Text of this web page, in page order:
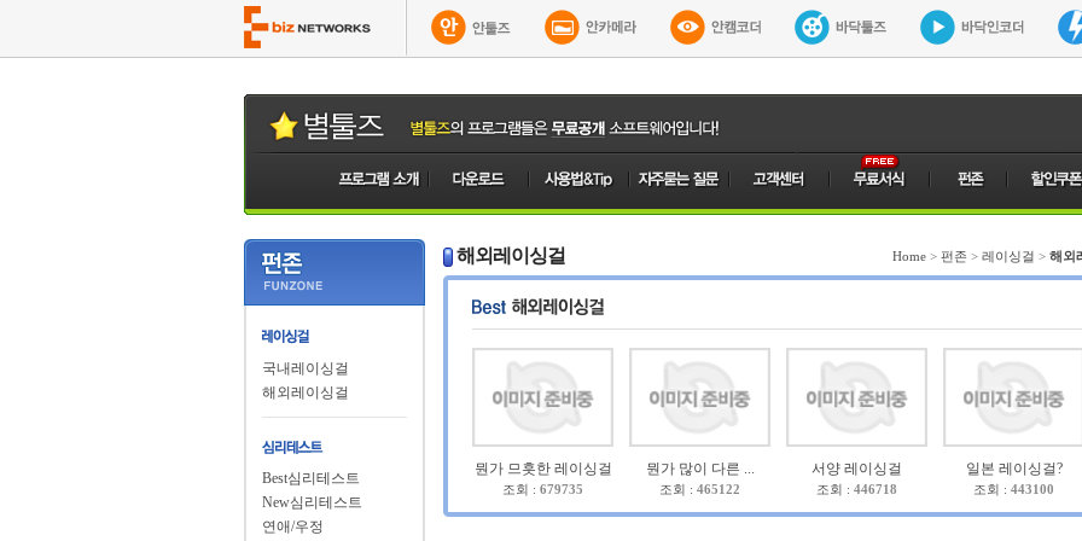
국내레이싱걸
해외레이싱걸
Best심리테스트
New심리테스트
연애/우정
해외레이싱걸 Home > 펀존 > 레이싱걸 > 해외
뭔가 므흣한 레이싱걸
조회 : 679735
뭔가 많이 다른 ...
조회 : 465122
서양 레이싱걸
조회 : 446718
일본 레이싱걸?
조회 : 443100